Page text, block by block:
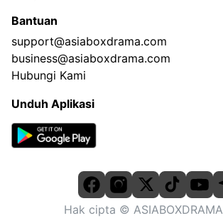
Bantuan
support@asiaboxdrama.com
business@asiaboxdrama.com
Hubungi Kami
Unduh Aplikasi
Hak cipta © ASIABOXDRAMA